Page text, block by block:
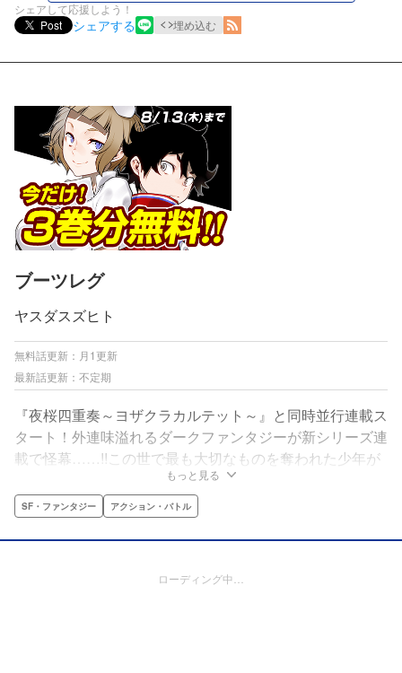
シェアして応援しよう！
Post
シェアする 埋め込む
ブーツレグ
ヤスダスズヒト
無料話更新：月1更新
最新話更新：不定期
『夜桜四重奏～ヨザクラカルテット～』と同時並行連載ス
タート！外連味溢れるダークファンタジーが新シリーズ連
載で怪幕……!!この世で最も大切なものを奪われた少年が
葛藤の果てに選び取った手段とは⁉ヤスダスズヒトが紡
ぐ、アンリミテッド（∞）な物語が今、始まる。
もっと見る
SF・ファンタジー アクション・バトル
ローディング中…